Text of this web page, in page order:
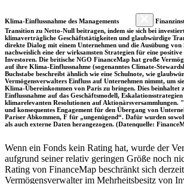
Klima-Einflussnahme des Managements
Transition zu Netto-Null beitragen, indem sie sich bei
klimaverträgliche Geschäftstätigkeiten und glaubwürdige
direkte Dialog mit einem Unternehmen und die Ausübung von
nachweislich eine der wirksamsten Strategien für eine
Investoren. Die britische NGO FinanceMap hat große
auf ihre Klima-Einflussnahme (sogenanntes Climate-
Buchstabe beschreibt ähnlich wie eine Schulnote, wie
Vermögensverwalters Einfluss auf Unternehmen nimmt, um
Klima-Übereinkommen von Paris zu bringen. Dies beinhaltet
Einflussnahme auf das Geschäftsmodell,
klimarelevanten Resolutionen auf Aktionärsversammlungen.
und konsequentes Engagement für den Übergang von
Pariser Abkommen, F für „ungenügend“. Dafür wurden
als auch externe Daten herangezogen. (Datenquelle:
Wenn ein Fonds kein Rating hat, wurde der
aufgrund seiner relativ geringen Größe noch
Rating von FinanceMap beschränkt sich
Vermögensverwalter im Mehrheitsbesitz von